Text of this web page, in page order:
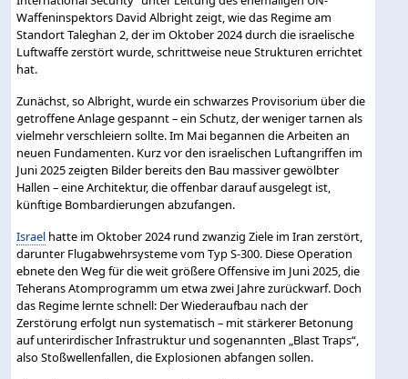
Waffeninspektors David Albright zeigt, wie das Regime am
Standort Taleghan 2, der im Oktober 2024 durch die israelische
Luftwaffe zerstört wurde, schrittweise neue Strukturen errichtet
hat.
Zunächst, so Albright, wurde ein schwarzes Provisorium über die
getroffene Anlage gespannt – ein Schutz, der weniger tarnen als
vielmehr verschleiern sollte. Im Mai begannen die Arbeiten an
neuen Fundamenten. Kurz vor den israelischen Luftangriffen im
Juni 2025 zeigten Bilder bereits den Bau massiver gewölbter
Hallen – eine Architektur, die offenbar darauf ausgelegt ist,
künftige Bombardierungen abzufangen.
Israel hatte im Oktober 2024 rund zwanzig Ziele im Iran zerstört,
darunter Flugabwehrsysteme vom Typ S-300. Diese Operation
ebnete den Weg für die weit größere Offensive im Juni 2025, die
Teherans Atomprogramm um etwa zwei Jahre zurückwarf. Doch
das Regime lernte schnell: Der Wiederaufbau nach der
Zerstörung erfolgt nun systematisch – mit stärkerer Betonung
auf unterirdischer Infrastruktur und sogenannten „Blast Traps“,
also Stoßwellenfallen, die Explosionen abfangen sollen.